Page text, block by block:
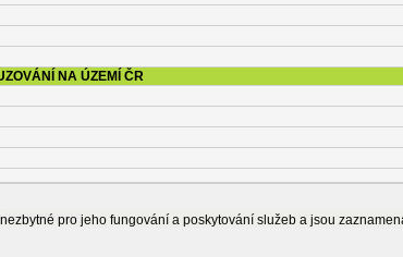
NA ÚZEMÍ ČR
INFORMACEpro jeho fungování a poskytování služeb a jsou